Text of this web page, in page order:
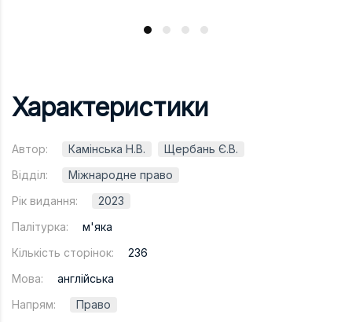
Характеристики
Автор: Камінська Н.В.
Щербань Є.В.
Відділ:
Міжнародне право
Рік видання:
2023
Палітурка:
м'яка
Кількість сторінок:
236
Мова:
англійська
Напрям:
Право